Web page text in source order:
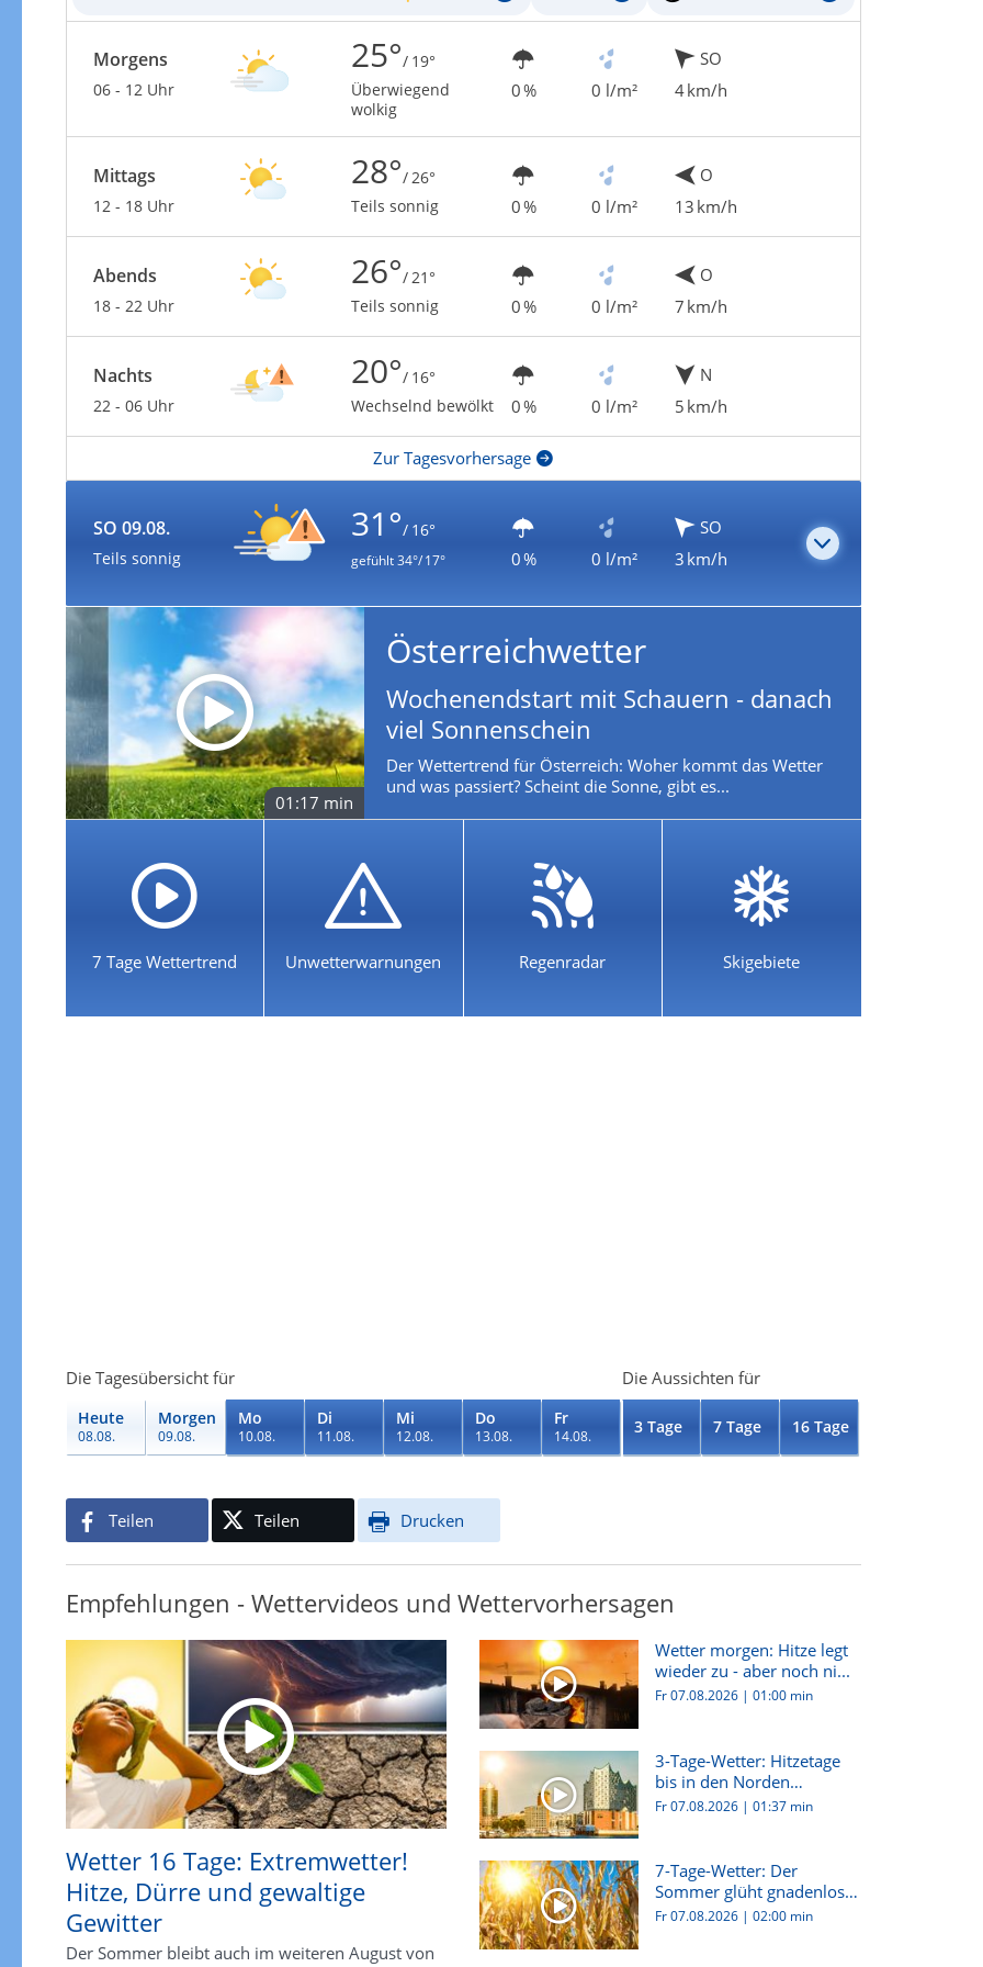
Morgens
06 - 12 Uhr
25°/ 19°
Überwiegend
wolkig
0 % 0 l/m²
SO
4 km/h
Mittags
12 - 18 Uhr
28°/ 26°
Teils sonnig
0 % 0 l/m²
O
13 km/h
Abends
18 - 22 Uhr
26°/ 21°
Teils sonnig
0 % 0 l/m²
O
7 km/h
Nachts
22 - 06 Uhr
20°/ 16°
Wechselnd bewölkt
0 % 0 l/m²
N
5 km/h
Zur Tagesvorhersage
SO 09.08.
Teils sonnig
31°/ 16°
gefühlt34°/ 17° 0 % 0 l/m²
SO
3 km/h
01:17 min
Österreichwetter
Wochenendstart mit Schauern - danach
viel Sonnenschein
Der Wettertrend für Österreich: Woher kommt das Wetter
und was passiert? Scheint die Sonne, gibt es...
7 Tage Wettertrend Unwetterwarnungen Regenradar Skigebiete
Die Tagesübersicht für
Heute
08.08.
Morgen
09.08.
Mo
10.08.
Di
11.08.
Mi
12.08.
Do
13.08.
Fr
14.08.
Die Aussichten für
3 Tage 7 Tage 16 Tage
Teilen Teilen Drucken
Empfehlungen - Wettervideos und Wettervorhersagen
Wetter 16 Tage: Extremwetter!
Hitze, Dürre und gewaltige
Gewitter
Der Sommer bleibt auch im weiteren August von
Wetter morgen: Hitze legt
wieder zu - aber noch ni...
Fr 07.08.2026 |01:00 min
3-Tage-Wetter: Hitzetage
bis in den Norden
Deutsch...
Fr 07.08.2026 |01:37 min
7-Tage-Wetter: Der
Sommer glüht gnadenlos
weiter!
Fr 07.08.2026 |02:00 min